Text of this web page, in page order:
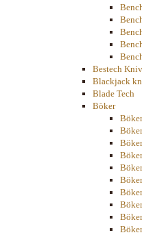
Bestech
Blackjack
Blade Tech
Böker